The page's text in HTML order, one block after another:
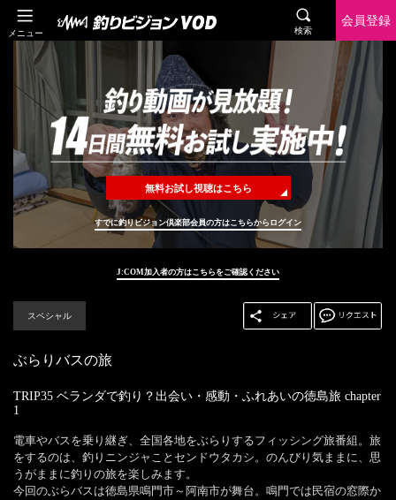
メニュー 検索
会員登録
無料お試し視聴はこちら
すでに釣りビジョン倶楽部会員の方はこちらからログイン
J:COM加入者の方はこちらをご確認ください
スペシャル
ぶらりバスの旅
TRIP35 ベランダで釣り？出会い・感動・ふれあいの徳島旅 chapter
1
電車やバスを乗り継ぎ、全国各地をぶらりするフィッシング旅番組。旅
をするのは、釣りニンジャことセンドウタカシ。のんびり気ままに、思
うがままに釣りの旅を楽しみます。
今回のぶらバスは徳島県鳴門市～阿南市が舞台。鳴門では民宿の窓際か